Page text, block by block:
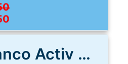
Fendt Bianco Activ 465 SFH